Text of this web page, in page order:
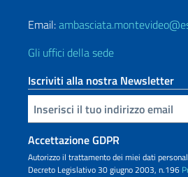
Email:
Gli uffici della sede
Iscriviti alla nostra Newsletter
Inserisci la tua email
Accettazione GDPR
Autorizzo il trattamento dei miei dati
Decreto Legislativo 30 giugno 2003, n.196